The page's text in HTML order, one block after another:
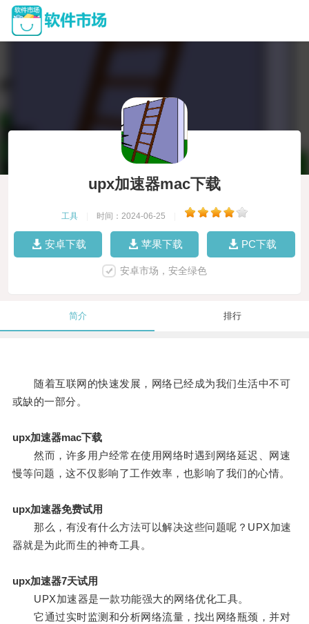
upx加速器mac下载
工具 时间：2024-06-25
安卓下载 苹果下载 PC下载
安卓市场，安全绿色
简介 排行
随着互联网的快速发展，网络已经成为我们生活中不可
或缺的一部分。
upx加速器mac下载
然而，许多用户经常在使用网络时遇到网络延迟、网速
慢等问题，这不仅影响了工作效率，也影响了我们的心情。
upx加速器免费试用
那么，有没有什么方法可以解决这些问题呢？UPX加速
器就是为此而生的神奇工具。
upx加速器7天试用
UPX加速器是一款功能强大的网络优化工具。
它通过实时监测和分析网络流量，找出网络瓶颈，并对